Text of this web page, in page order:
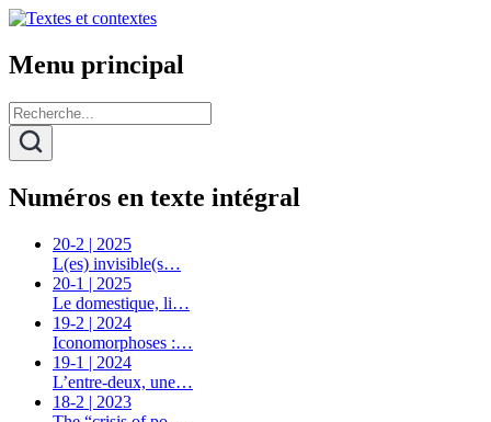
Menu principal
Numéros en texte intégral
20-2 | 2025
L(es) invisible(s…
20-1 | 2025
Le domestique, li…
19-2 | 2024
Iconomorphoses :…
19-1 | 2024
L’entre-deux, une…
18-2 | 2023